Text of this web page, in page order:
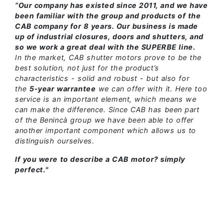
“Our company has existed since 2011, and we have
been familiar with the group and products of the
CAB company for 8 years. Our business is made
up of industrial closures, doors and shutters, and
so we work a great deal with the SUPERBE line.
In the market, CAB shutter motors prove to be the
best solution, not just for the product’s
characteristics - solid and robust - but also for
the5-year warrantee we can offer with it. Here too
service is an important element, which means we
can make the difference. Since CAB has been part
of the Benincà group we have been able to offer
another important component which allows us to
distinguish ourselves.
If you were to describe a CAB motor? simply
perfect."